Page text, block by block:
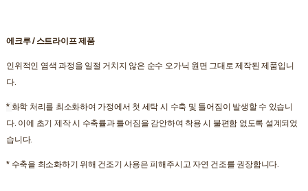
에크루 / 스트라이프 제품
인위적인 염색 과정을 일절 거치지 않은 순수 오가닉 원면 그대로 제작된 제품입니
다.
* 화학 처리를 최소화하여 가정에서 첫 세탁 시 수축 및 틀어짐이 발생할 수 있습니
다. 이에 초기 제작 시 수축률과 틀어짐을 감안하여 착용 시 불편함 없도록 설계되었
습니다.
* 수축을 최소화하기 위해 건조기 사용은 피해주시고 자연 건조를 권장합니다.